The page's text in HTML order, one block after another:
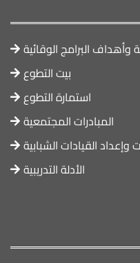
وأهداف البرامج الوقائية
بيت التطوع
استمارة التطوع
المبادرات المجتمعية
وإعداد القيادات الشبابية
الأدلة التدريبية